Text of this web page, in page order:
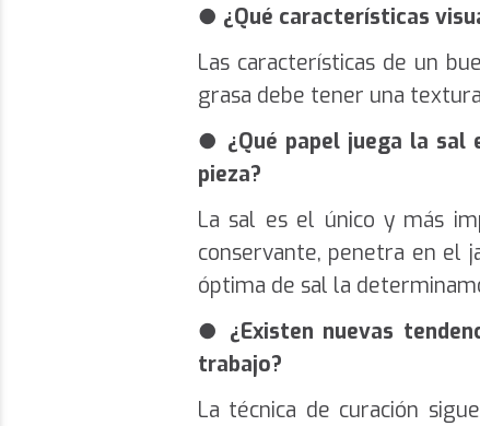
● ¿Qué características
Las características de un
grasa debe tener una
● ¿Qué papel juega la sal
pieza?
La sal es el único y más
conservante, penetra en el
óptima de sal la
● ¿Existen nuevas
trabajo?
La técnica de curación